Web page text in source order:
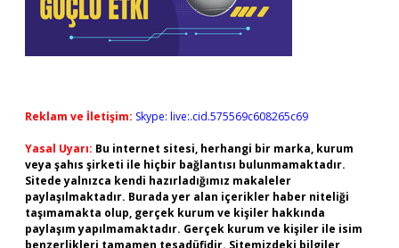
Reklam ve İletişim: Skype: live:.cid.575569c608265c69
Yasal Uyarı: Bu internet sitesi, herhangi bir marka, kurum
veya şahıs şirketi ile hiçbir bağlantısı bulunmamaktadır.
Sitede yalnızca kendi hazırladığımız makaleler
paylaşılmaktadır. Burada yer alan içerikler haber niteliği
taşımamakta olup, gerçek kurum ve kişiler hakkında
paylaşım yapılmamaktadır. Gerçek kurum ve kişiler ile isim
benzerlikleri tamamen tesadüfidir. Sitemizdeki bilgiler